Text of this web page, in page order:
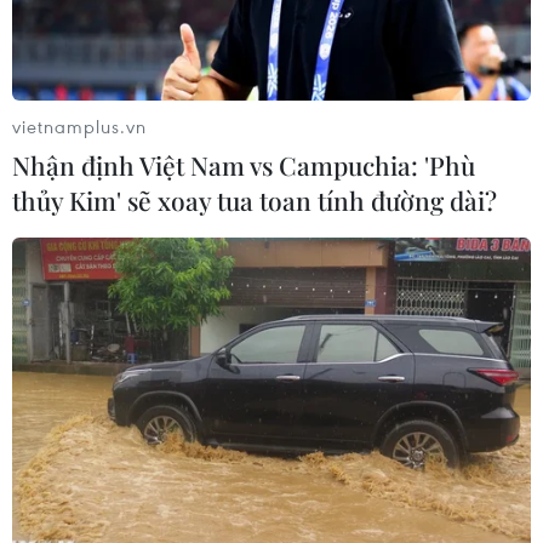
giáo dục.
Giá thịt lợn tháng 8/2019 tăng 0,89% so với tháng trước, tác
động đến CPI chung tăng 0,04%. (Ảnh minh họa. Nguồn:
PV/Vietnam+)
vietnamplus.vn
Nhận định Việt Nam vs Campuchia: 'Phù
thủy Kim' sẽ xoay tua toan tính đường dài?